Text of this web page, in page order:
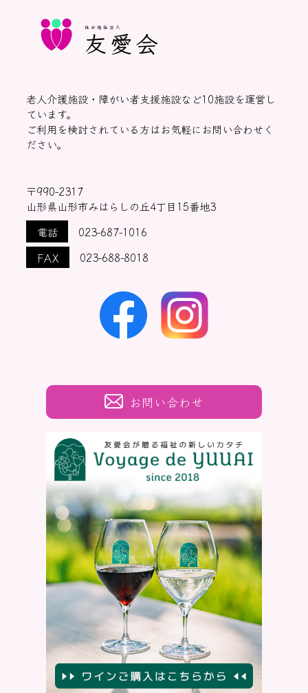
社会福祉法人
友愛会
老人介護施設・障がい者支援施設など10施設を運営し
ています。
ご利用を検討されている方はお気軽にお問い合わせく
ださい。
〒990-2317
山形県山形市みはらしの丘4丁目15番地3
電話
023-687-1016
FAX
023-688-8018
お問い合わせ